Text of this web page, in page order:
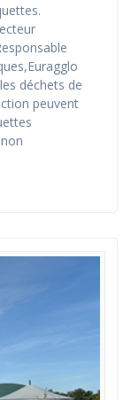
déchets de
peuvent